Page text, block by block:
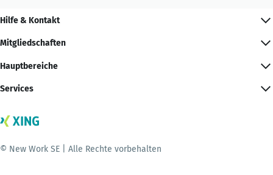
Hilfe & Kontakt
Mitgliedschaften
Hauptbereiche
Services
© New Work SE | Alle Rechte vorbehalten